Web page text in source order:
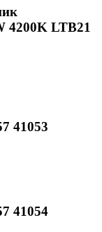
4200K LTB21
41053
41054